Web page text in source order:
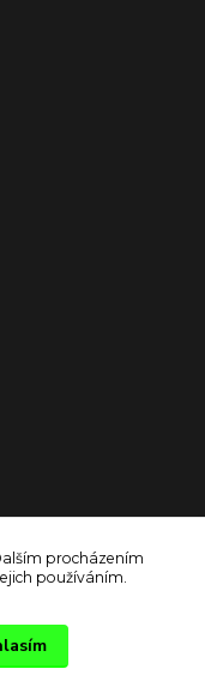
procházením
používáním.